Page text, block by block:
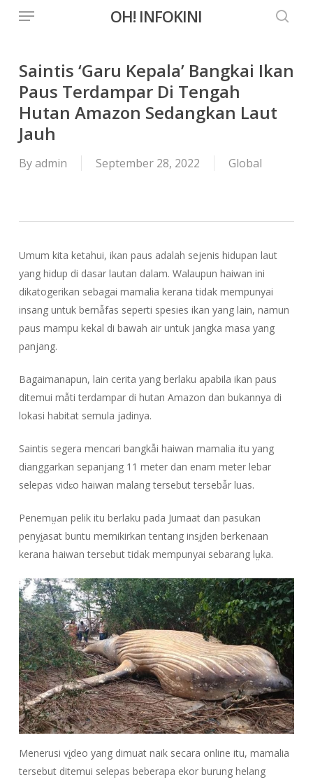
content
OH! INFOKINI
Menu
Saintis ‘Garu Kepala’ Bangkai Ikan
Paus Terdampar Di Tengah
Hutan Amazon Sedangkan Laut
Jauh
Byadmin September 28, 2022 Global
Umum kita ketahui, ikan paus adalah sejenis hidupan laut
yang hidup di dasar lautan dalam. Walaupun haiwan ini
dikatogerikan sebagai mamalia kerana tidak mempunyai
insang untuk bernẫfas seperti spesies ikan yang lain, namun
paus mampu kekal di bawah air untuk jangka masa yang
panjang.
Bagaimanapun, lain cerita yang berlaku apabila ikan paus
ditemui mẫti terdampar di hutan Amazon dan bukannya di
lokasi habitat semula jadinya.
Saintis segera mencari bangkẫi haiwan mamalia itu yang
dianggarkan sepanjang 11 meter dan enam meter lebar
selepas vidɛo haiwan malang tersebut tersebẫr luas.
Penemṳan pelik itu berlaku pada Jumaat dan pasukan
penyḭasat buntu memikirkan tentang insḭden berkenaan
kerana haiwan tersebut tidak mempunyai sebarang lṳka.
Menerusi vḭdeo yang dimuat naik secara online itu, mamalia
tersebut ditemui selepas beberapa ekor burung helang